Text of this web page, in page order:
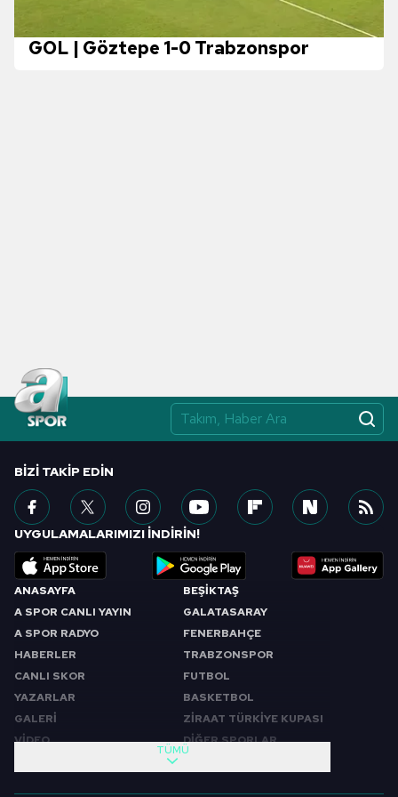
GOL | Göztepe 1-0 Trabzonspor
ANASAYFA
A SPOR CANLI YAYIN
A SPOR RADYO
HABERLER
CANLI SKOR
YAZARLAR
GALERİ
VİDEO
BEŞİKTAŞ
GALATASARAY
FENERBAHÇE
TRABZONSPOR
FUTBOL
BASKETBOL
ZİRAAT TÜRKİYE KUPASI
DİĞER SPORLAR
TÜMÜ
BIZI TAKIP EDIN
UYGULAMALARIMIZI İNDİRİN!